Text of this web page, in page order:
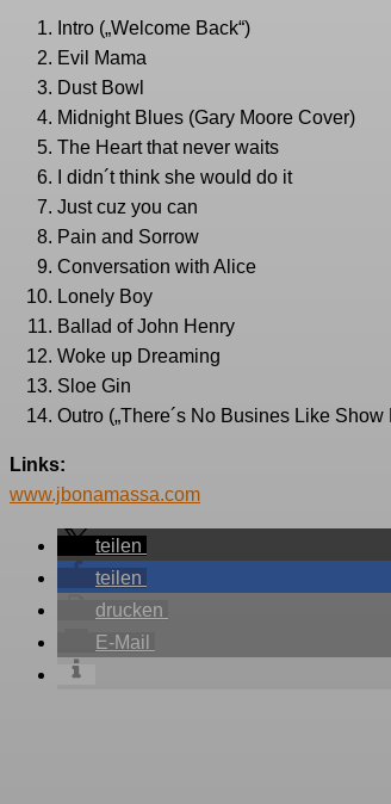
Intro („Welcome Back“)
Evil Mama
Dust Bowl
Midnight Blues (Gary Moore Cover)
The Heart that never waits
I didn´t think she would do it
Just cuz you can
Pain and Sorrow
Conversation with Alice
Lonely Boy
Ballad of John Henry
Woke up Dreaming
Sloe Gin
Outro („There´s No Busines Like Show
Links:
www.jbonamassa.com
teilen
teilen
drucken
E-Mail